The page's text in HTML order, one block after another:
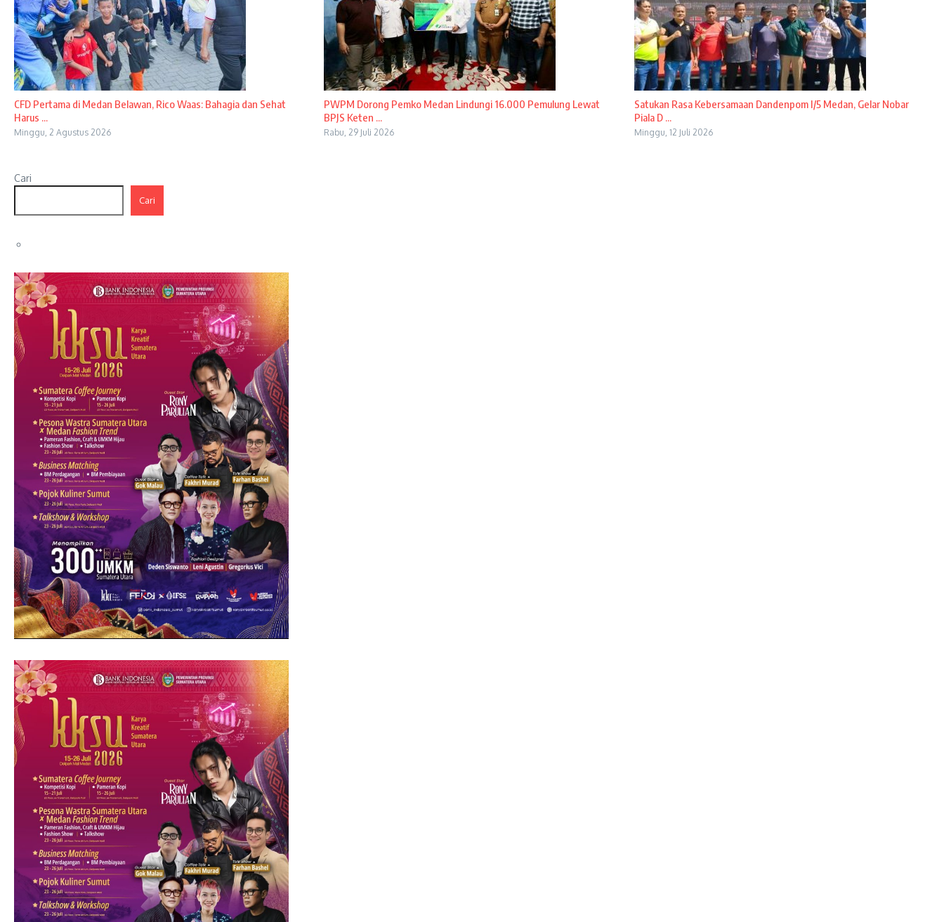
CFD Pertama di Medan Belawan, Rico Waas: Bahagia dan Sehat
Harus ...
Minggu, 2 Agustus 2026
PWPM Dorong Pemko Medan Lindungi 16.000 Pemulung Lewat
BPJS Keten ...
Rabu, 29 Juli 2026
Satukan Rasa Kebersamaan Dandenpom I/5 Medan, Gelar Nobar
Piala D ...
Minggu, 12 Juli 2026
Cari
Cari